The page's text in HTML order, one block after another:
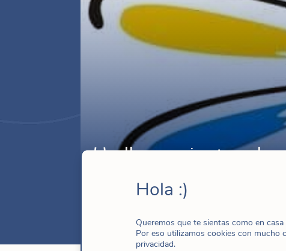
Un llamamiento a la
Ene 2, 2017 | Justicia Social
Hola :)
Queremos que te sientas como en
Por eso utilizamos cookies con mucho
privacidad.